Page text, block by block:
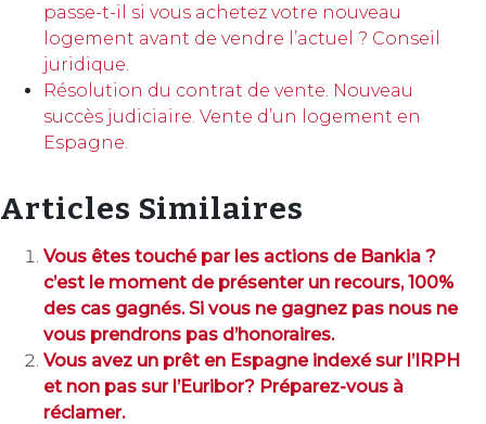
passe-t-il si vous achetez votre nouveau
logement avant de vendre l’actuel ? Conseil
juridique.
Résolution du contrat de vente. Nouveau
succès judiciaire. Vente d’un logement en
Espagne.
Articles Similaires
Vous êtes touché par les actions de Bankia ?
c’est le moment de présenter un recours, 100%
des cas gagnés. Si vous ne gagnez pas nous ne
vous prendrons pas d’honoraires.
Vous avez un prêt en Espagne indexé sur l’IRPH
et non pas sur l’Euribor? Préparez-vous à
réclamer.